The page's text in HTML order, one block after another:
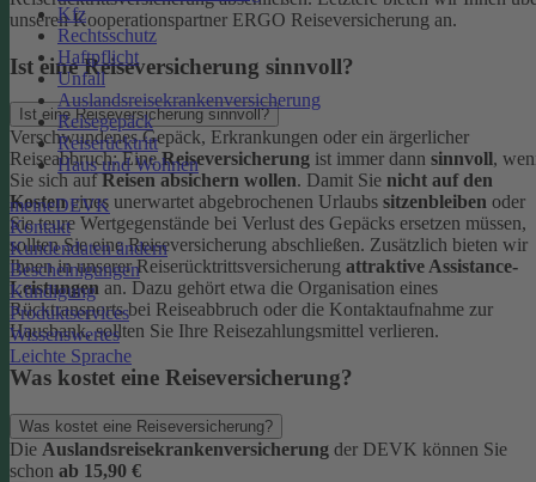
Kfz
Rechtsschutz
Haftpflicht
Unfall
Auslandsreisekrankenversicherung
Reisegepäck
Reiserücktritt
Haus und Wohnen
meineDEVK
Kontakt
Kundendaten ändern
Bescheinigungen
Kündigung
Produktservices
Wissenswertes
Leichte Sprache
unseren Kooperationspartner ERGO Reiseversicherung an.
Ist eine Reiseversicherung sinnvoll?
Ist eine Reiseversicherung sinnvoll?
Verschwundenes Gepäck, Erkrankungen oder ein ärgerlicher
Reiseabbruch: EineReiseversicherung ist immer dann sinnvoll,
Sie sich aufReisen absichern wollen. Damit Sie nicht auf den
Kosteneines unerwartet abgebrochenen Urlaubs sitzenbleiben oder
Sie teure Wertgegenstände bei Verlust des Gepäcks ersetzen müssen,
sollten Sie eine Reiseversicherung abschließen. Zusätzlich bieten wir
Ihnen in unserer Reiserücktrittsversicherung attraktive Assistance-
Leistungen an. Dazu gehört etwa die Organisation eines
Rücktransports bei Reiseabbruch oder die Kontaktaufnahme zur
Hausbank, sollten Sie Ihre Reisezahlungsmittel verlieren.
Was kostet eine Reiseversicherung?
Was kostet eine Reiseversicherung?
Die Auslandsreisekrankenversicherung der DEVK können Sie
schon ab 15,90 €